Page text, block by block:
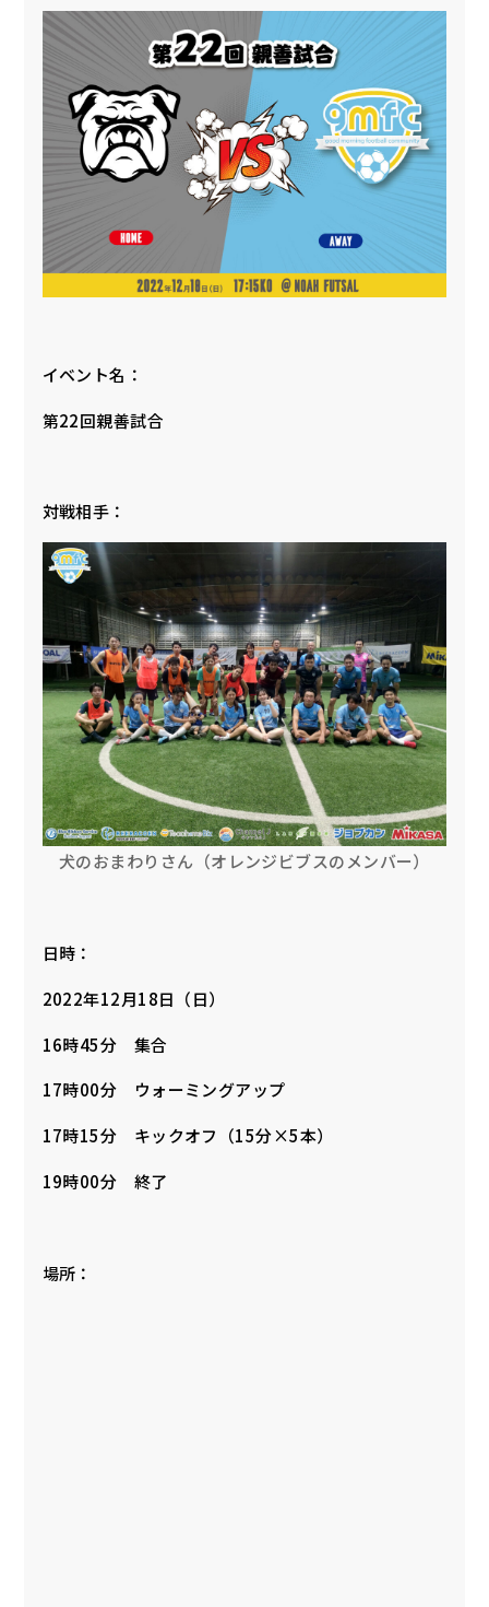
イベント名：
第22回親善試合
対戦相手：
犬のおまわりさん（オレンジビブスのメンバー）
日時：
2022年12月18日（日）
16時45分 集合
17時00分 ウォーミングアップ
17時15分 キックオフ（15分×5本）
19時00分 終了
場所：